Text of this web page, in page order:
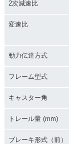
US PACKAGE・新
G・カラーチェンジ
2次減速比
変速比
動力伝達方式
フレーム型式
キャスター角
トレール量 (mm)
ブレーキ形式（前）